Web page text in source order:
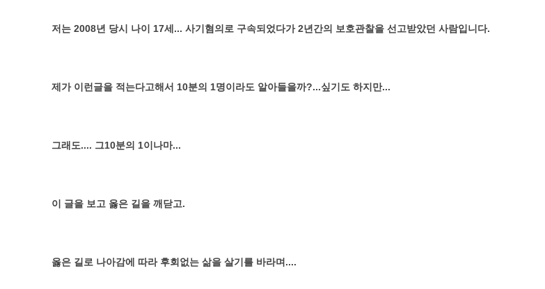
저는 2008년 당시 나이 17세... 사기혐의로 구속되었다가 2년간의 보호관찰을 선고받았던 사람입니다.
제가 이런글을 적는다고해서 10분의 1명이라도 알아들을까?...싶기도 하지만...
그래도.... 그10분의 1이나마...
이 글을 보고 옳은 길을 깨닫고.
옳은 길로 나아감에 따라 후회없는 삶을 살기를 바라며....